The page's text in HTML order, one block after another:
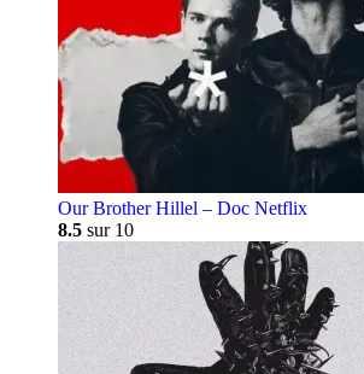
Our Brother Hillel – Doc Netflix
8.5 sur 10